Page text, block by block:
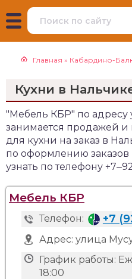
Главная » Кабардино-
Кухни в
"Мебель КБР" по адресу
занимается продажей и
для кухни на заказ в
по оформлению
узнать по телефону
Мебель КБР
Телефон: +7
Адрес: улица
График работы:
18:00